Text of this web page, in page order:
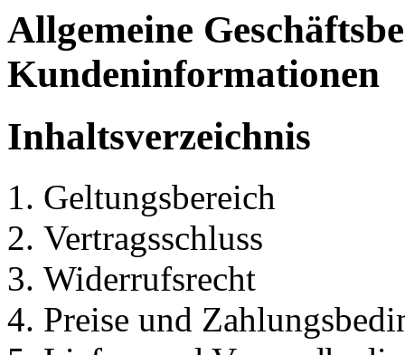
Allgemeine
Kundeninformationen
Inhaltsverzeichnis
Geltungsbereich
Vertragsschluss
Widerrufsrecht
Preise und